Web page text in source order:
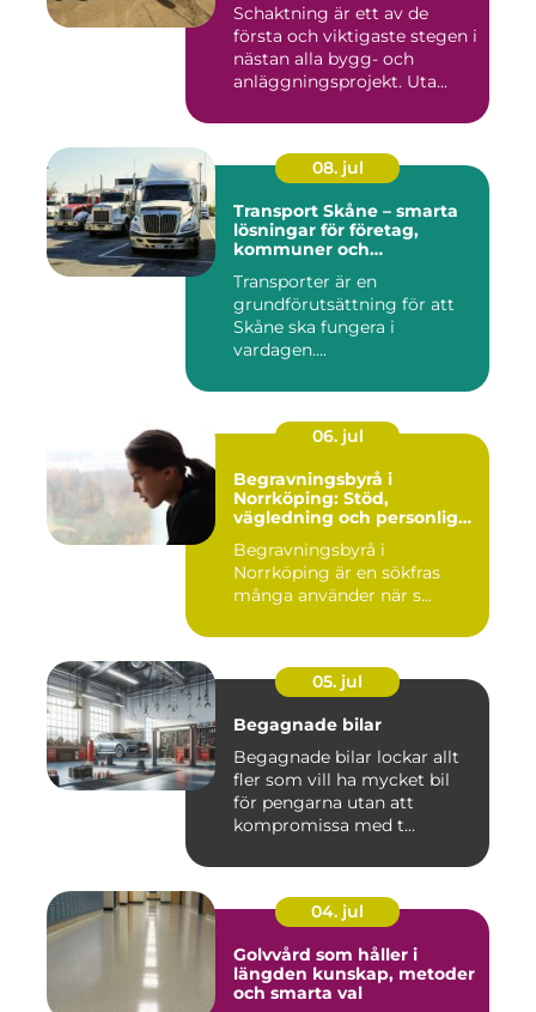
Schaktning är ett av de
första och viktigaste stegen i
nästan alla bygg- och
anläggningsprojekt. Uta...
08. jul
Transport Skåne – smarta
lösningar för företag,
kommuner och
Transporter är en
grundförutsättning för att
Skåne ska fungera i
vardagen....
06. jul
Begravningsbyrå i
Norrköping: Stöd,
vägledning och personliga
Begravningsbyrå i
Norrköping är en sökfras
många använder när s...
05. jul
Begagnade bilar
Begagnade bilar lockar allt
fler som vill ha mycket bil
för pengarna utan att
kompromissa med t...
04. jul
Golvvård som håller i
längden kunskap, metoder
och smarta val